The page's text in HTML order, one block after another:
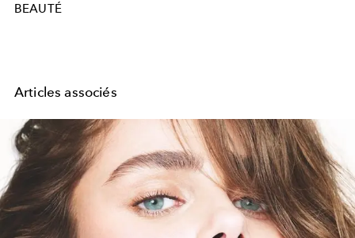
BEAUTÉ
Articles associés